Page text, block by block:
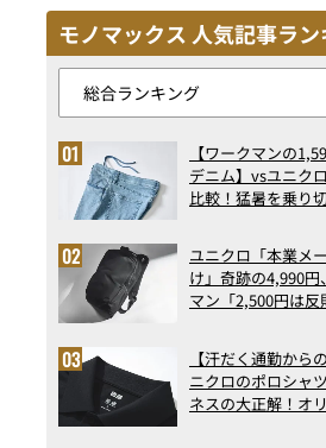
モノマックス 人気記事ラ
【ワークマンの
デニム】vsユニク
比較！猛暑を乗り
で決定版
ユニクロ「本業メ
け」奇跡の4,990円
マン「2,500円は反
ト3】（2026年6月
【汗だく通勤から
ニクロのポロシャ
ネスの大正解！オ